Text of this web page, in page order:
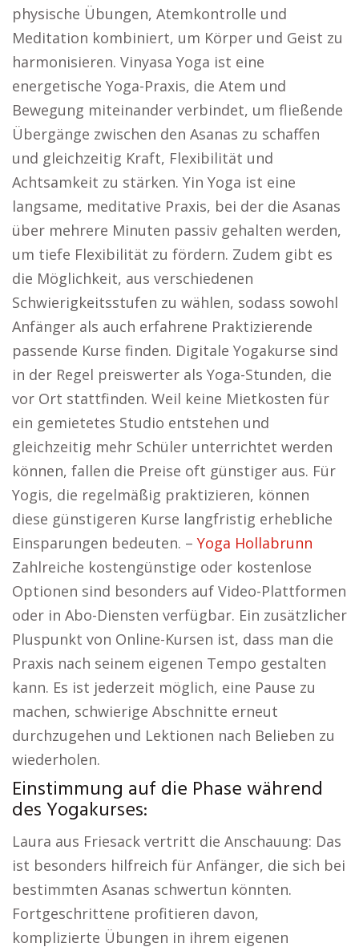
physische Übungen, Atemkontrolle und
Meditation kombiniert, um Körper und Geist zu
harmonisieren. Vinyasa Yoga ist eine
energetische Yoga-Praxis, die Atem und
Bewegung miteinander verbindet, um fließende
Übergänge zwischen den Asanas zu schaffen
und gleichzeitig Kraft, Flexibilität und
Achtsamkeit zu stärken. Yin Yoga ist eine
langsame, meditative Praxis, bei der die Asanas
über mehrere Minuten passiv gehalten werden,
um tiefe Flexibilität zu fördern. Zudem gibt es
die Möglichkeit, aus verschiedenen
Schwierigkeitsstufen zu wählen, sodass sowohl
Anfänger als auch erfahrene Praktizierende
passende Kurse finden. Digitale Yogakurse sind
in der Regel preiswerter als Yoga-Stunden, die
vor Ort stattfinden. Weil keine Mietkosten für
ein gemietetes Studio entstehen und
gleichzeitig mehr Schüler unterrichtet werden
können, fallen die Preise oft günstiger aus. Für
Yogis, die regelmäßig praktizieren, können
diese günstigeren Kurse langfristig erhebliche
Einsparungen bedeuten. – Yoga Hollabrunn
Zahlreiche kostengünstige oder kostenlose
Optionen sind besonders auf Video-Plattformen
oder in Abo-Diensten verfügbar. Ein zusätzlicher
Pluspunkt von Online-Kursen ist, dass man die
Praxis nach seinem eigenen Tempo gestalten
kann. Es ist jederzeit möglich, eine Pause zu
machen, schwierige Abschnitte erneut
durchzugehen und Lektionen nach Belieben zu
wiederholen.
Einstimmung auf die Phase während
des Yogakurses:
Laura aus Friesack vertritt die Anschauung: Das
ist besonders hilfreich für Anfänger, die sich bei
bestimmten Asanas schwertun könnten.
Fortgeschrittene profitieren davon,
komplizierte Übungen in ihrem eigenen